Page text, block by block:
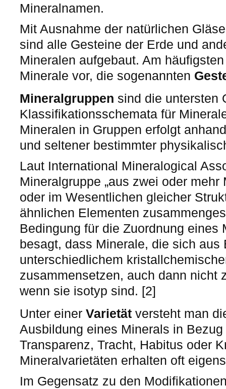
Mineralnamen.
Mit Ausnahme der natürlichen
sind alle Gesteine der Erde und
Mineralen aufgebaut. Am
Minerale vor, die sogenannten
Mineralgruppen sind die untersten
Klassifikationsschemata für
Mineralen in Gruppen erfolgt
und seltener bestimmter
Laut International Mineralogical
Mineralgruppe „aus zwei oder
oder im Wesentlichen gleicher
ähnlichen Elementen
Bedingung für die Zuordnung eines
besagt, dass Minerale, die sich aus
unterschiedlichem
zusammensetzen, auch dann nicht
wenn sie isotyp sind. [2]
Unter einer Varietät versteht man
Ausbildung eines Minerals in
Transparenz, Tracht, Habitus oder
Mineralvarietäten erhalten oft
Im Gegensatz zu den